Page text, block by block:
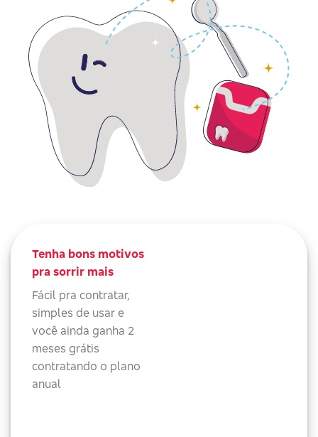
Tenha bons motivos
pra sorrir mais
Fácil pra contratar,
simples de usar e
você ainda ganha 2
meses grátis
contratando o plano
anual